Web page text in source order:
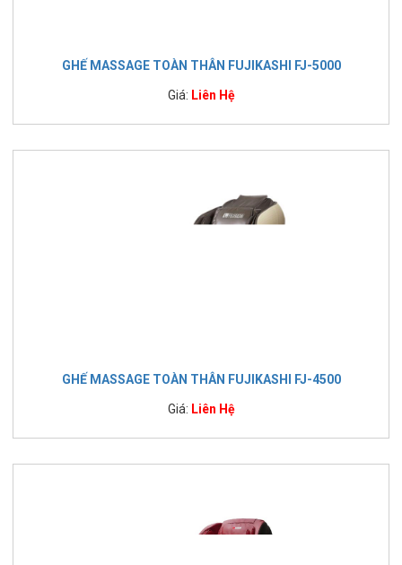
GHẾ MASSAGE TOÀN THÂN FUJIKASHI FJ-5000
Giá: Liên Hệ
GHẾ MASSAGE TOÀN THÂN FUJIKASHI FJ-4500
Giá: Liên Hệ